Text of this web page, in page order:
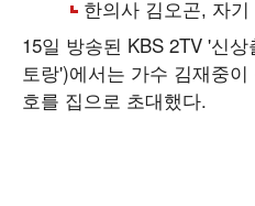
15일 방송된 KBS 2TV '신
토랑')에서는 가수 김재중
호를 집으로 초대했다.